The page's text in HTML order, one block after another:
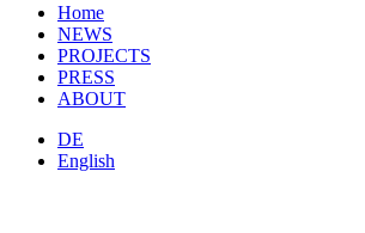
Home
NEWS
PROJECTS
PRESS
ABOUT
DE
English